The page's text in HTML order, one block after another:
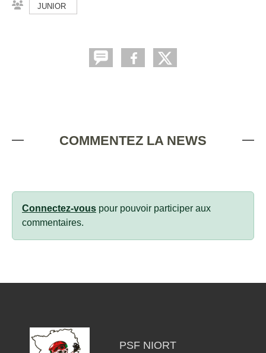
JUNIOR
COMMENTEZ LA NEWS
Connectez-vous pour pouvoir participer aux
commentaires.
PSF NIORT